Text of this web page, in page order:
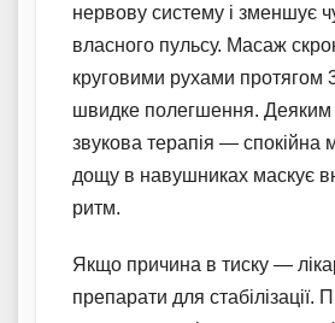
нервову систему і зменшує
власного пульсу. Масаж
круговими рухами протягом
швидке полегшення. Деяким
звукова терапія — спокійна
дощу в навушниках маскує
ритм.
Якщо причина в тиску —
препарати для стабілізації.